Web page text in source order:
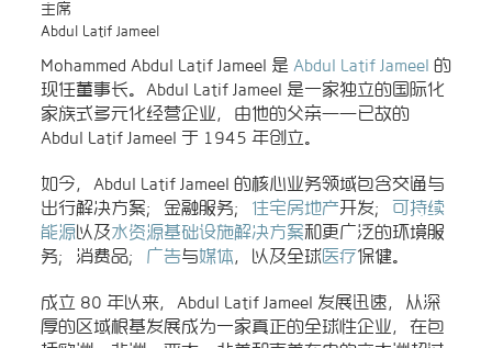
主席
Abdul Latif Jameel
Mohammed Abdul Latif Jameel 是 Abdul Latif Jameel 的
现任董事长。Abdul Latif Jameel 是一家独立的国际化
家族式多元化经营企业，由他的父亲——已故的
Abdul Latif Jameel 于 1945 年创立。
如今，Abdul Latif Jameel 的核心业务领域包含交通与
出行解决方案；金融服务； 住宅房地产开发； 可持续
能源 以及水资源基础设施解决方案和更广泛的环境服
务；消费品； 广告与媒体 ，以及全球医疗保健。
成立 80 年以来，Abdul Latif Jameel 发展迅速，从深
厚的区域根基发展成为一家真正的全球性企业，在包